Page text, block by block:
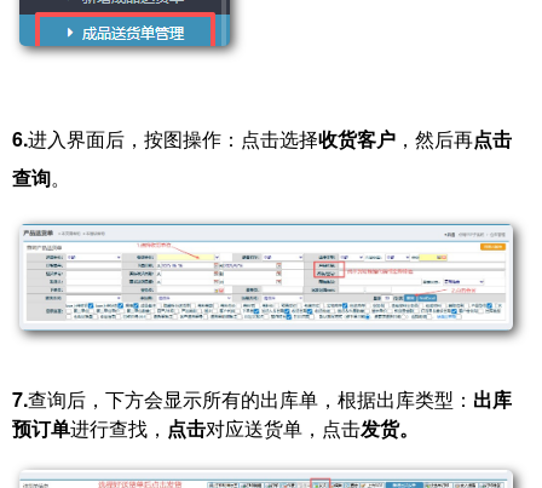
6.进入界面后，按图操作：点击选择收货客户 ，然后再点击
查询。
7.查询后，下方会显示所有的出库单，根据出库类型： 出库
预订单进行查找， 点击对应送货单，点击发货。